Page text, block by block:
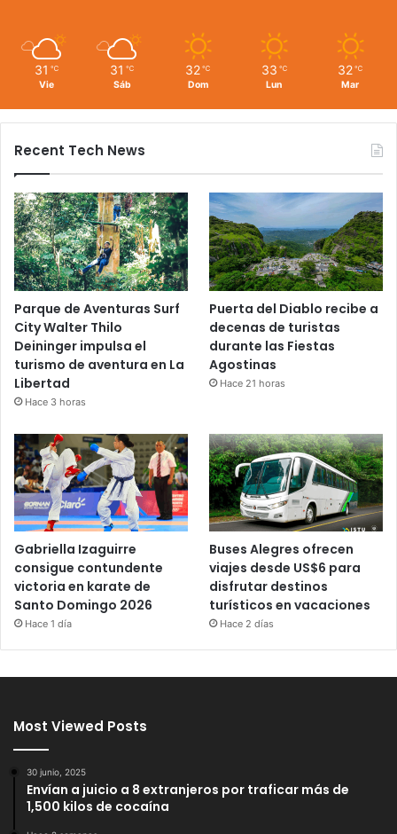
31 ℃
Vie
31 ℃
Sáb
32 ℃
Dom
33 ℃
Lun
32 ℃
Mar
Recent Tech News
Parque de Aventuras Surf
City Walter Thilo
Deininger impulsa el
turismo de aventura en La
Libertad
Hace 3 horas
Puerta del Diablo recibe a
decenas de turistas
durante las Fiestas
Agostinas
Hace 21 horas
Gabriella Izaguirre
consigue contundente
victoria en karate de
Santo Domingo 2026
Hace 1 día
Buses Alegres ofrecen
viajes desde US$6 para
disfrutar destinos
turísticos en vacaciones
Hace 2 días
Most Viewed Posts
30 junio, 2025
Envían a juicio a 8 extranjeros por traficar más de
1,500 kilos de cocaína